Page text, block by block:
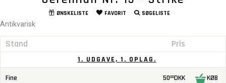
ØNSKELISTE FAVORIT SØGELISTE
Antikvarisk
Stand Pris
1. UDGAVE, 1. OPLAG.
Fine 5000DKK KØB